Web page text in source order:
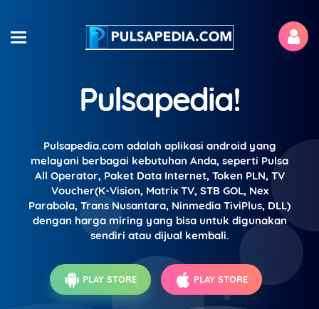
Pulsapedia!
Pulsapedia.com adalah aplikasi android yang
melayani berbagai kebutuhan Anda, seperti Pulsa
All Operator, Paket Data Internet, Token PLN, TV
Voucher(K-Vision, Matrix TV, STB GOL, Nex
Parabola, Trans Nusantara, Ninmedia TiviPlus, DLL)
dengan harga miring yang bisa untuk digunakan
sendiri atau dijual kembali.
PLAY STORE PLAY STORE